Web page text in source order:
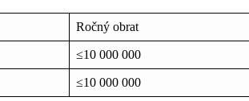
Ročný obrat
≤10 000 000
≤10 000 000